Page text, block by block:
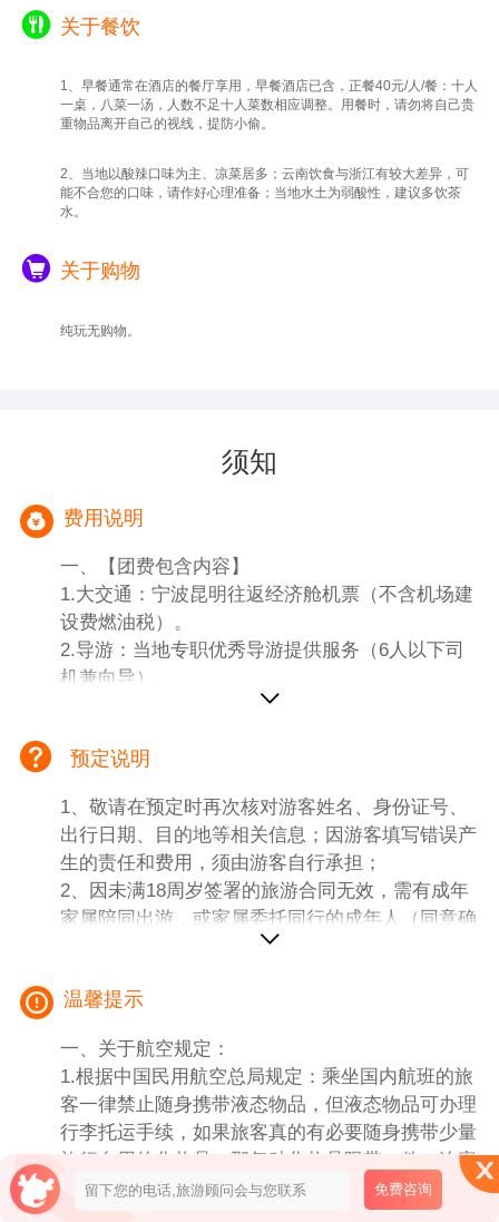
关于餐饮
1、早餐通常在酒店的餐厅享用，早餐酒店已含，正餐40元/人/餐：十人
一桌，八菜一汤，人数不足十人菜数相应调整。用餐时，请勿将自己贵
重物品离开自己的视线，提防小偷。
2、当地以酸辣口味为主、凉菜居多；云南饮食与浙江有较大差异，可
能不合您的口味，请作好心理准备；当地水土为弱酸性，建议多饮茶
水。
关于购物
纯玩无购物。
须知
费用说明
一、【团费包含内容】
1.大交通：宁波昆明往返经济舱机票（不含机场建
设费燃油税）。
2.导游：当地专职优秀导游提供服务（6人以下司
机兼向导）。
3.酒店：全程入住网评四钻酒店标准间，单男单女
4.车辆：全程空调旅游车(我社旅游车辆保证为每
5.景点：全包行程中所列常规经典景点第一道门票
（行程内自费景点除外）。
6.用餐：我社包餐5早5正（正餐八菜一汤不含酒
水，餐标：40元/人/餐）。
7.12岁以下小孩：含机票、车位、半餐，不含门
8.购物：纯玩无购物。
二、【团费不包含内容】
1.保险：旅游人身意外伤害险（建议增保）；交通
险（建议增保）。
2.团费不含景区内小交通及自费项目：西山（单电
瓶车+单索道+往返观光大巴）60元/人、蓝月谷电
瓶车40元/人、丽江千古情280元/人、雪山氧气39
元/瓶、防寒服50元/件。
预定说明
1、敬请在预定时再次核对游客姓名、身份证号、
出行日期、目的地等相关信息；因游客填写错误产
生的责任和费用，须由游客自行承担；
2、因未满18周岁签署的旅游合同无效，需有成年
家属陪同出游，或家属委托同行的成年人（同意确
名。
温馨提示
一、关于航空规定：
1.根据中国民用航空总局规定：乘坐国内航班的旅
客一律禁止随身携带液态物品，但液态物品可办理
行李托运手续，如果旅客真的有必要随身携带少量
旅行自用的化妆品，那每种化妆品限带一件，连容
器容积不得超过100毫升，并应置于独立袋内，接
受开瓶检查，同时，禁止旅客随身携带打火机、火
免费咨询